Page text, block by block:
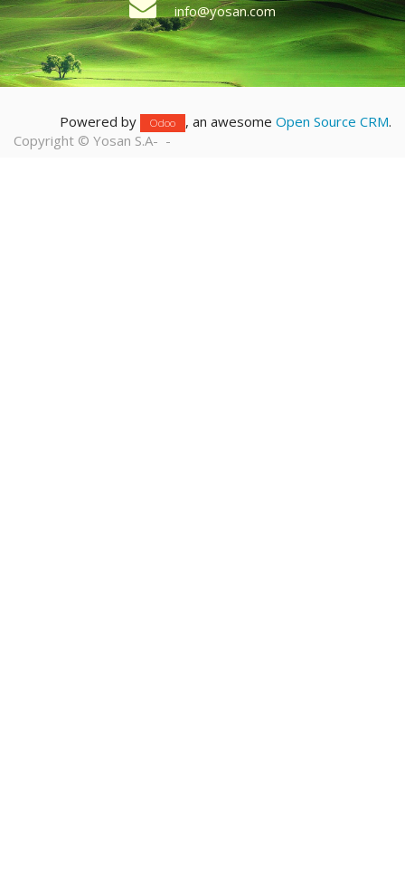
info@yosan.com
Powered by Odoo , an awesome Open Source CRM.
Copyright © Yosan S.A- -